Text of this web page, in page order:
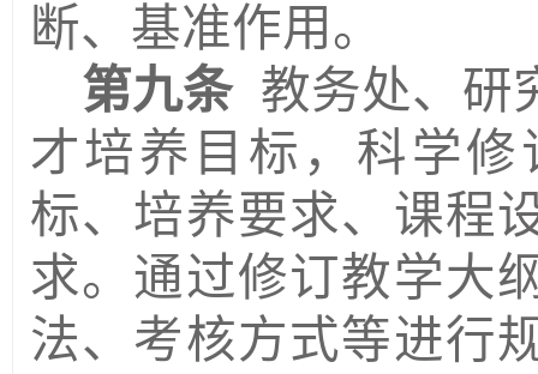
断、基准作用。
第九条 教务处、 研
才培养目标，科学
标、培养要求、课程
求。通过修订教学大
法、考核方式等进行